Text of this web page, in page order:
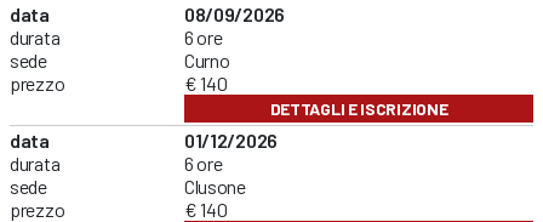
data
durata
sede
prezzo
08/09/2026
6 ore
Curno
€ 140
DETTAGLI E ISCRIZIONE
data
durata
sede
prezzo
01/12/2026
6 ore
Clusone
€ 140